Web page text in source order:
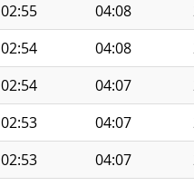
02:55 04:08
02:54 04:08
02:54 04:07
02:53 04:07
02:53 04:07